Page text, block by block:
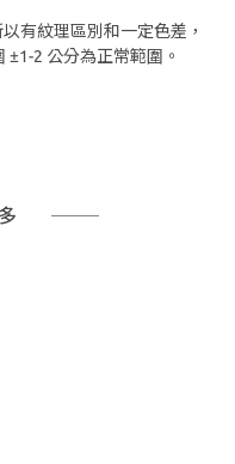
有紋理區別和一定色差，
±1-2 公分為正常範圍。